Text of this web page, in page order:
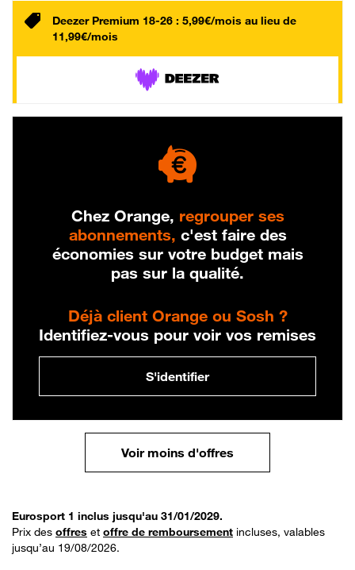
Deezer Premium 18-26 : 5,99€/mois au lieu de
11,99€/mois
Chez Orange, regrouper ses
abonnements, c'est faire des
économies sur votre budget mais
pas sur la qualité.
Déjà client Orange ou Sosh ?
Identifiez-vous pour voir vos remises
S'identifier
Voir moins d'offres
Eurosport 1 inclus jusqu'au 31/01/2029.
Prix des offres et offre de remboursement incluses, valables
jusqu’au 19/08/2026.